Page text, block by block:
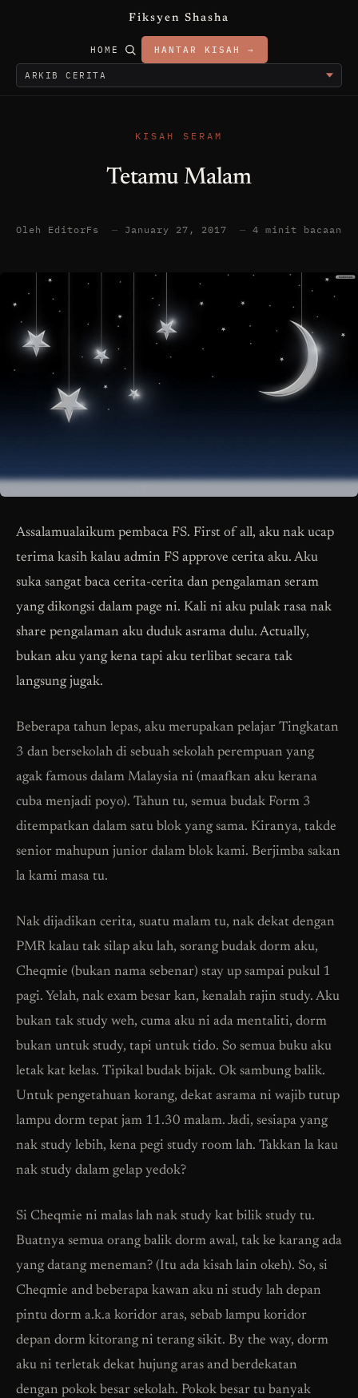
Fiksyen Shasha
HOME HANTAR KISAH →
KISAH SERAM
Tetamu Malam
Oleh EditorFs — January 27, 2017 — 4 minit bacaan
Assalamualaikum pembaca FS. First of all, aku nak ucap
terima kasih kalau admin FS approve cerita aku. Aku
suka sangat baca cerita-cerita dan pengalaman seram
yang dikongsi dalam page ni. Kali ni aku pulak rasa nak
share pengalaman aku duduk asrama dulu. Actually,
bukan aku yang kena tapi aku terlibat secara tak
langsung jugak.
Beberapa tahun lepas, aku merupakan pelajar Tingkatan
3 dan bersekolah di sebuah sekolah perempuan yang
agak famous dalam Malaysia ni (maafkan aku kerana
cuba menjadi poyo). Tahun tu, semua budak Form 3
ditempatkan dalam satu blok yang sama. Kiranya, takde
senior mahupun junior dalam blok kami. Berjimba sakan
la kami masa tu.
Nak dijadikan cerita, suatu malam tu, nak dekat dengan
PMR kalau tak silap aku lah, sorang budak dorm aku,
Cheqmie (bukan nama sebenar) stay up sampai pukul 1
pagi. Yelah, nak exam besar kan, kenalah rajin study. Aku
bukan tak study weh, cuma aku ni ada mentaliti, dorm
bukan untuk study, tapi untuk tido. So semua buku aku
letak kat kelas. Tipikal budak bijak. Ok sambung balik.
Untuk pengetahuan korang, dekat asrama ni wajib tutup
lampu dorm tepat jam 11.30 malam. Jadi, sesiapa yang
nak study lebih, kena pegi study room lah. Takkan la kau
nak study dalam gelap yedok?
Si Cheqmie ni malas lah nak study kat bilik study tu.
Buatnya semua orang balik dorm awal, tak ke karang ada
yang datang meneman? (Itu ada kisah lain okeh). So, si
Cheqmie and beberapa kawan aku ni study lah depan
pintu dorm a.k.a koridor aras, sebab lampu koridor
depan dorm kitorang ni terang sikit. By the way, dorm
aku ni terletak dekat hujung aras and berdekatan
dengan pokok besar sekolah. Pokok besar tu banyak